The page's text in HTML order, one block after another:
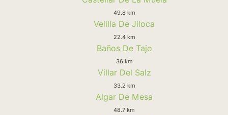
49.8 km
Velilla De Jiloca
22.4 km
Baños De Tajo
36 km
Villar Del Salz
33.2 km
Algar De Mesa
48.7 km